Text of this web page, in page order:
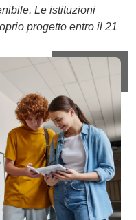
Le istituzioni
progetto entro il 21